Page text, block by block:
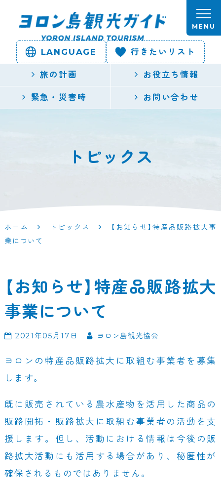
ヨロン島
観光ガイ
ド | 鹿児
端の与論
光サイト
LANGUAGE 行きたいリスト
旅の計画 お役立ち情報
緊急・災害時 お問い合わせ
MENU
トピックス
ホーム トピックス
【お知らせ】特産品販路拡大事
業について
【お知らせ】特産品販路拡大
事業について
2021年05月17日 ヨロン島観光協会
ヨロンの特産品販路拡大に取組む事業者を募集
します。
既に販売されている農水産物を活用した商品の
販路開拓・販路拡大に取組む事業者の活動を支
援します。但し、活動における情報は今後の販
路拡大活動にも活用する場合があり、秘匿性が
確保されるものではありません。